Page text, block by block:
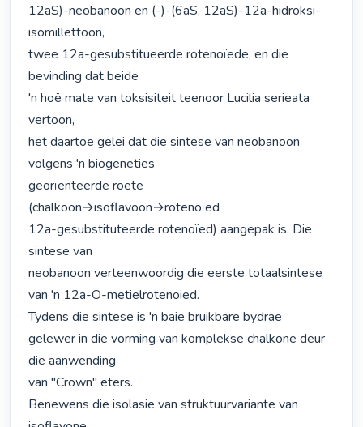
12aS)-neobanoon en (-)-(6aS, 12aS)-12a-hidroksi-
isomillettoon,
twee 12a-gesubstitueerde rotenoïede, en die
bevinding dat beide
'n hoë mate van toksisiteit teenoor Lucilia serieata
vertoon,
het daartoe gelei dat die sintese van neobanoon
volgens 'n biogeneties
georïenteerde roete
(chalkoon→isoflavoon→rotenoïed
12a-gesubstituteerde rotenoïed) aangepak is. Die
sintese van
neobanoon verteenwoordig die eerste totaalsintese
van 'n 12a-O-metielrotenoied.
Tydens die sintese is 'n baie bruikbare bydrae
gelewer in die vorming van komplekse chalkone deur
die aanwending
van "Crown" eters.
Benewens die isolasie van struktuurvariante van